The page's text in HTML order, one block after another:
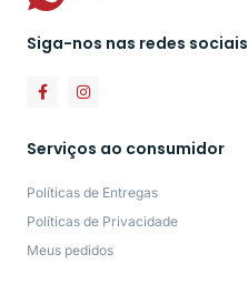
Siga-nos nas redes sociais
Serviços ao consumidor
Políticas de Entregas
Políticas de Privacidade
Meus pedidos